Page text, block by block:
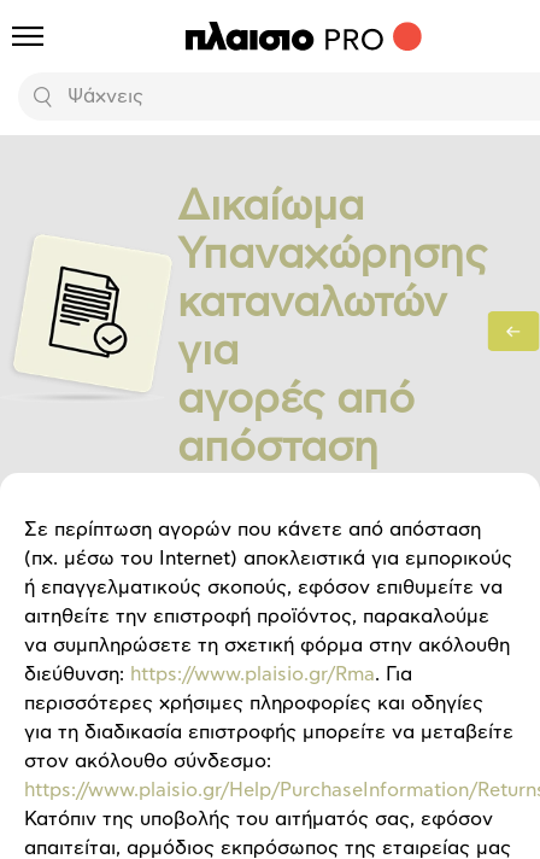
Προϊόντα
Αναζήτηση
Δικαίωμα
Υπαναχώρησης
καταναλωτών
για
αγορές από
απόσταση
Σε περίπτωση αγορών που κάνετε από απόσταση
(πχ. μέσω του Internet) αποκλειστικά για εμπορικούς
ή επαγγελματικούς σκοπούς, εφόσον επιθυμείτε να
αιτηθείτε την επιστροφή προϊόντος, παρακαλούμε
να συμπληρώσετε τη σχετική φόρμα στην ακόλουθη
διεύθυνση: https://www.plaisio.gr/Rma. Για
περισσότερες χρήσιμες πληροφορίες και οδηγίες
για τη διαδικασία επιστροφής μπορείτε να μεταβείτε
στον ακόλουθο σύνδεσμο:
https://www.plaisio.gr/Help/PurchaseInformation/
Κατόπιν της υποβολής του αιτήματός σας, εφόσον
απαιτείται, αρμόδιος εκπρόσωπος της εταιρείας μας